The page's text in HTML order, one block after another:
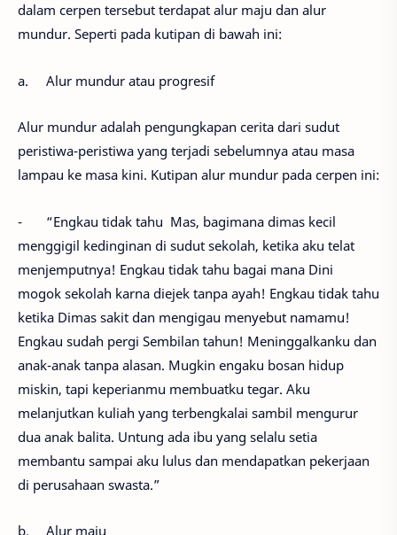
dalam cerpen tersebut terdapat alur maju dan alur
mundur. Seperti pada kutipan di bawah ini:
a. Alur mundur atau progresif
Alur mundur adalah pengungkapan cerita dari sudut
peristiwa-peristiwa yang terjadi sebelumnya atau masa
lampau ke masa kini. Kutipan alur mundur pada cerpen ini:
-
“Engkau tidak tahu Mas, bagimana dimas kecil
menggigil kedinginan di sudut sekolah, ketika aku telat
menjemputnya! Engkau tidak tahu bagai mana Dini
mogok sekolah karna diejek tanpa ayah! Engkau tidak tahu
ketika Dimas sakit dan mengigau menyebut namamu!
Engkau sudah pergi Sembilan tahun! Meninggalkanku dan
anak-anak tanpa alasan. Mugkin engaku bosan hidup
miskin, tapi keperianmu membuatku tegar. Aku
melanjutkan kuliah yang terbengkalai sambil mengurur
dua anak balita. Untung ada ibu yang selalu setia
membantu sampai aku lulus dan mendapatkan pekerjaan
di perusahaan swasta.”
b. Alur maju